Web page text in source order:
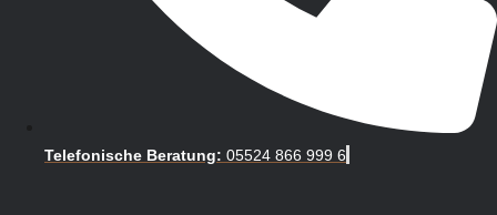
Telefonische Beratung: 05524 866 999 6